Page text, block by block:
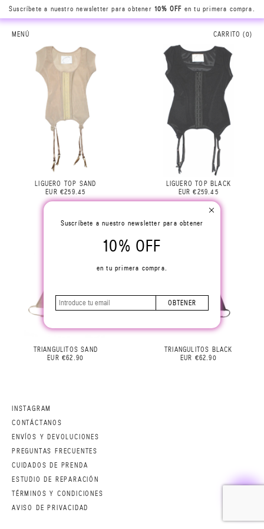
Suscríbete a nuestro newsletter para obtener10% OFF en tu primera compra.
MENÚ CARRITO (0)
LIGUERO TOP SAND
EUR €259.45
LIGUERO TOP BLACK
EUR €259.45
TRIANGULITOS SAND
EUR €62.90
TRIANGULITOS BLACK
EUR €62.90
INSTAGRAM
CONTÁCTANOS
ENVÍOS Y DEVOLUCIONES
PREGUNTAS FRECUENTES
CUIDADOS DE PRENDA
ESTUDIO DE REPARACIÓN
TÉRMINOS Y CONDICIONES
AVISO DE PRIVACIDAD
Suscríbete a nuestro newsletter para obtener
10% OFF
en tu primera compra.
OBTENER